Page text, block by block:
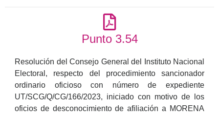
Punto 3.54
Resolución del Consejo General del Instituto Nacional
Electoral, respecto del procedimiento sancionador
ordinario oficioso con número de expediente
UT/SCG/Q/CG/166/2023, iniciado con motivo de los
oficios de desconocimiento de afiliación a MORENA